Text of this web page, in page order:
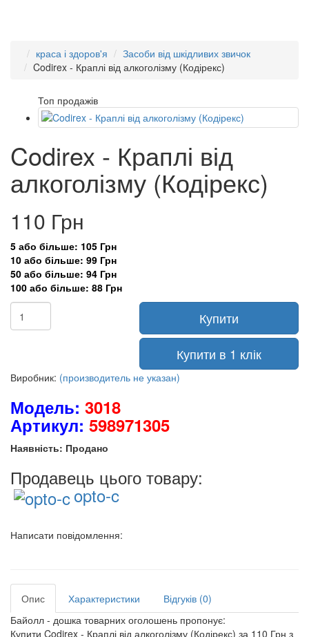
краса і здоров'я
Засоби від шкідливих звичок
Codirex - Краплі від алкоголізму (Кодірекс)
Топ продажів
Codirex - Краплі від
алкоголізму (Кодірекс)
110 Грн
5 або більше: 105 Грн
10 або більше: 99 Грн
50 або більше: 94 Грн
100 або більше: 88 Грн
Купити
Купити в 1 клік
Виробник: (производитель не указан)
Модель: 3018
Артикул: 598971305
Наявність: Продано
Продавець цього товару:
opto-c
Написати повідомлення:
Опис Характеристики
Відгуків (0)
Байолл - дошка товарних оголошень пропонує:
Купити Codirex - Краплі від алкоголізму (Кодірекс) за 110 Грн з